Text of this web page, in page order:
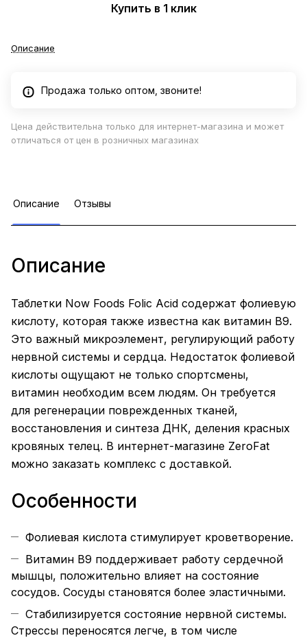
Купить в 1 клик
Описание
Продажа только оптом, звоните!
Цена действительна только для интернет-магазина и может
отличаться от цен в розничных магазинах
Описание Отзывы
Описание
Таблетки Now Foods Folic Acid содержат фолиевую
кислоту, которая также известна как витамин B9.
Это важный микроэлемент, регулирующий работу
нервной системы и сердца. Недостаток фолиевой
кислоты ощущают не только спортсмены,
витамин необходим всем людям. Он требуется
для регенерации поврежденных тканей,
восстановления и синтеза ДНК, деления красных
кровяных телец. В интернет-магазине ZeroFat
можно заказать комплекс с доставкой.
Особенности
Фолиевая кислота стимулирует кроветворение.
Витамин B9 поддерживает работу сердечной
мышцы, положительно влияет на состояние
сосудов. Сосуды становятся более эластичными.
Стабилизируется состояние нервной системы.
Стрессы переносятся легче, в том числе